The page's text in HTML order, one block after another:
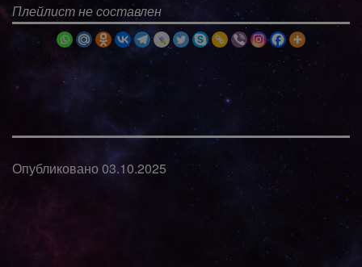
Плейлист не составлен
Опубликовано03.10.2025